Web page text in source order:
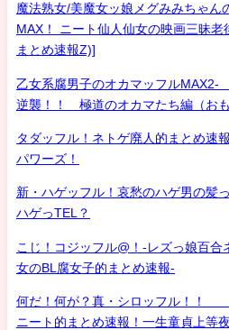
魔法熟女/美魔女ッ娘メグみみちゃん
MAX！ ニート仙人仙女の映画三昧
まとめ速報Z)]
乙女系腐男子のオカマッフル
逆襲！！ 極道のオカマたち編（おも
タダッフル！ネトゲ廃人的まとめ速
パワーズ！
新・ハゲッフル！哀愁のハゲ男の髪
ハゲっTEL？
こじ！コジッフル@！-レズっ娘百
女のBL腐女子的まとめ速報-
何だ！何が？真・シロッフル！！
ニート的まとめ速報！一生童貞上等